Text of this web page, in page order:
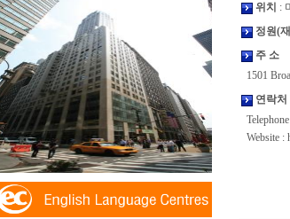
위치 :
정원(
주 소
1501
연락처
Website :